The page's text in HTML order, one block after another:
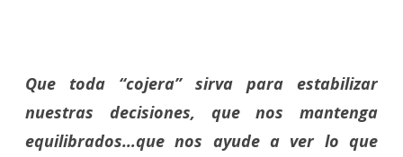
Que toda “cojera” sirva para estabilizar
nuestras decisiones, que nos mantenga
equilibrados…que nos ayude a ver lo que